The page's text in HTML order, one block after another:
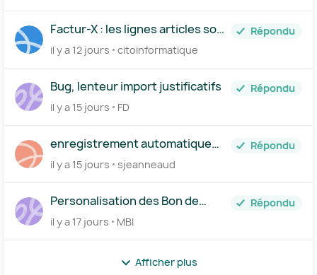
Factur-X : les lignes articles sont
regroupées dans invoice_lines,
comment les séparer ?
Répondu
il y a 12 jours
citoinformatique
Bug, lenteur import justificatifs
Répondu
il y a 15 jours
FD
enregistrement automatique
des données fournisseur
Répondu
il y a 15 jours
sjeanneaud
Personalisation des Bon de
Commande (PO) des demandes
d'achat
Répondu
il y a 17 jours
MBI
Afficher plus